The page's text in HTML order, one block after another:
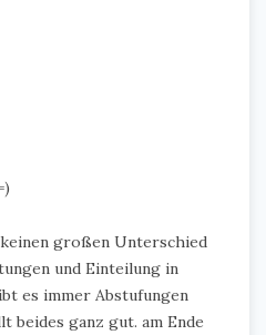
großen Unterschied
und Einteilung in
es immer Abstufungen
beides ganz gut. am Ende